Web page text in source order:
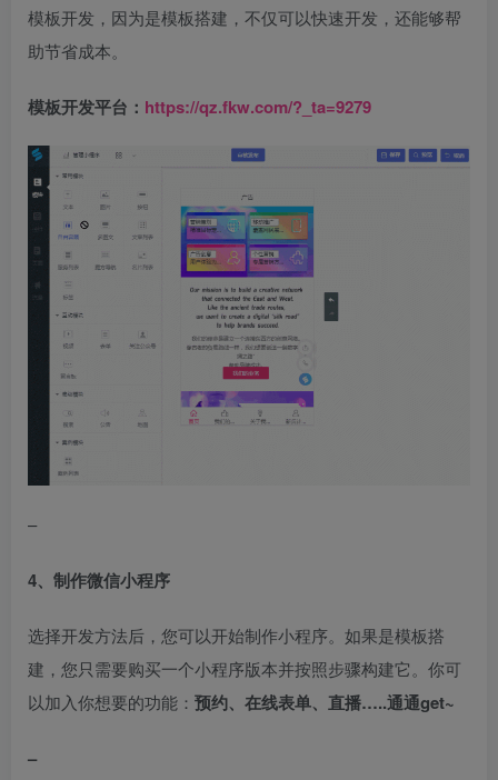
模板开发，因为是模板搭建，不仅可以快速开发，还能够帮
助节省成本。
模板开发平台： https://qz.fkw.com/?_ta=9279
–
4、制作微信小程序
选择开发方法后，您可以开始制作小程序。如果是模板搭
建，您只需要购买一个小程序版本并按照步骤构建它。你可
以加入你想要的功能： 预约、在线表单、直播…..通通get~
–